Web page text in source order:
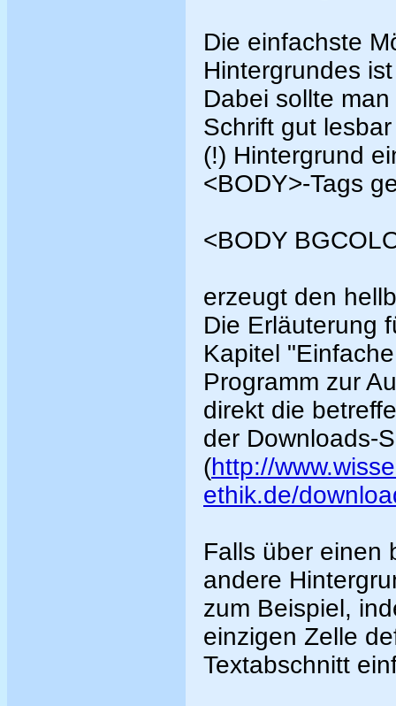
Die einfachste
Hintergrundes
Dabei sollte
Schrift gut
(!) Hintergrund
<BODY>-Tags
<BODY
erzeugt den
Die Erläuterung
Kapitel
Programm zur
direkt die
der Downloads-
(http://
ethik.de/
Falls über einen
andere
zum Beispiel,
einzigen Zelle
Textabschnitt